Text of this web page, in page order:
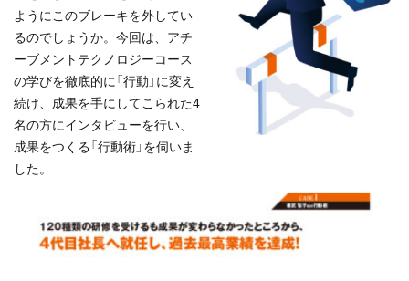
ようにこのブレーキを外してい
るのでしょうか。今回は、アチ
ーブメントテクノロジーコース
の学びを徹底的に「行動」に変え
続け、成果を手にしてこられた4
名の方にインタビューを行い、
成果をつくる「行動術」を伺いま
した。